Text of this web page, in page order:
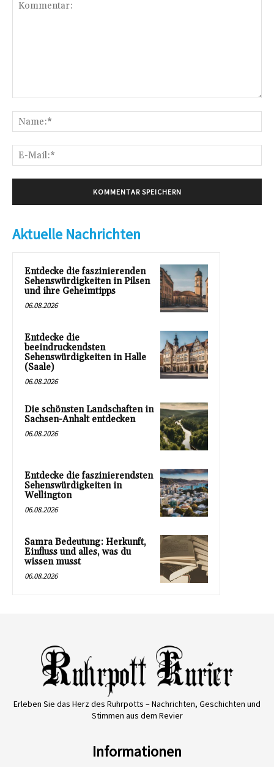
Aktuelle Nachrichten
Entdecke die faszinierenden
Sehenswürdigkeiten in Pilsen
und ihre Geheimtipps
06.08.2026
Entdecke die
beeindruckendsten
Sehenswürdigkeiten in Halle
(Saale)
06.08.2026
Die schönsten Landschaften in
Sachsen-Anhalt entdecken
06.08.2026
Entdecke die faszinierendsten
Sehenswürdigkeiten in
Wellington
06.08.2026
Samra Bedeutung: Herkunft,
Einfluss und alles, was du
wissen musst
06.08.2026
Erleben Sie das Herz des Ruhrpotts – Nachrichten, Geschichten und
Stimmen aus dem Revier
Informationen